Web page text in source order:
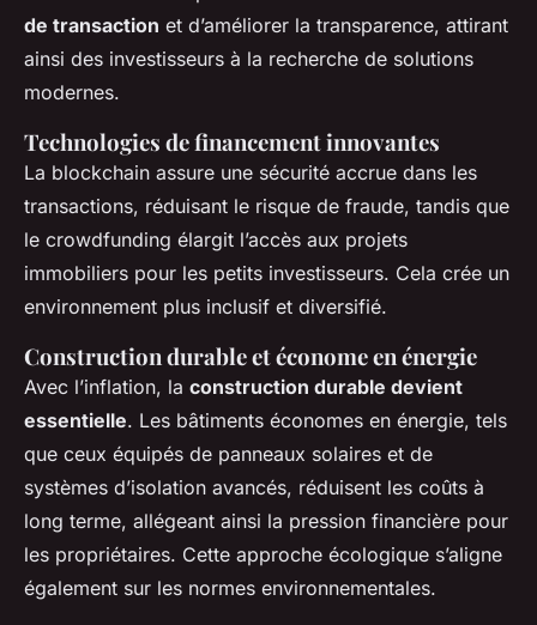
de transaction et d’améliorer la transparence, attirant
ainsi des investisseurs à la recherche de solutions
modernes.
Technologies de financement innovantes
La blockchain assure une sécurité accrue dans les
transactions, réduisant le risque de fraude, tandis que
le crowdfunding élargit l’accès aux projets
immobiliers pour les petits investisseurs. Cela crée un
environnement plus inclusif et diversifié.
Construction durable et économe en énergie
Avec l’inflation, la construction durable devient
essentielle. Les bâtiments économes en énergie, tels
que ceux équipés de panneaux solaires et de
systèmes d’isolation avancés, réduisent les coûts à
long terme, allégeant ainsi la pression financière pour
les propriétaires. Cette approche écologique s’aligne
également sur les normes environnementales.